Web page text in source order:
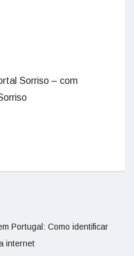
Sorriso – com
Portugal: Como identificar
internet